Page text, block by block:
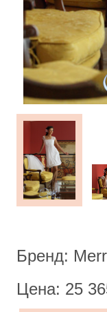
Бренд:
Цена: 25